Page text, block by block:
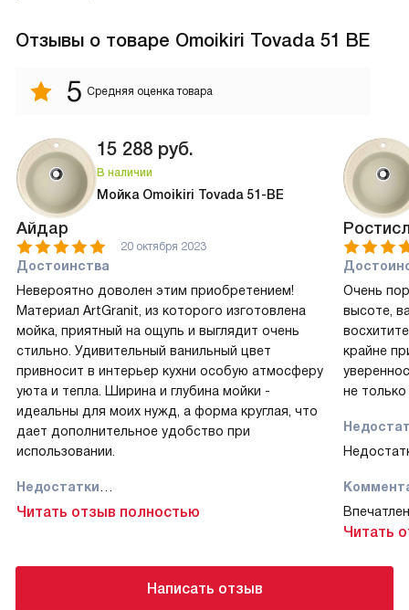
Отзывы о товаре Omoikiri Tovada 51 BE
5 Средняя оценка товара
15 288 руб.
В наличии
Мойка Omoikiri Tovada 51-BE
Айдар
20 октября 2023
Достоинства
Невероятно доволен этим приобретением!
Материал ArtGranit, из которого изготовлена
мойка, приятный на ощупь и выглядит очень
стильно. Удивительный ванильный цвет
привносит в интерьер кухни особую атмосферу
уюта и тепла. Ширина и глубина мойки -
идеальны для моих нужд, а форма круглая, что
дает дополнительное удобство при
использовании.
Недостатки
Абсолютно никаких недостатков не
Комментарий
При выборе мойки для кухни, я обратил
Читать отзыв полностью
Очень
высоте,
крайне
не
только
Читать
Написать отзыв